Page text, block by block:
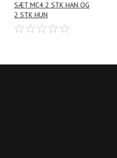
SÆT MC4 2 STK HAN OG
2 STK HUN
her
for
at
købe